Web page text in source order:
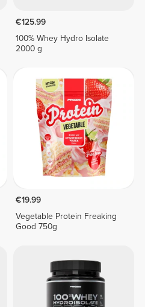
€125.99
100% Whey Hydro Isolate
2000 g
€19.99
Vegetable Protein Freaking
Good 750g